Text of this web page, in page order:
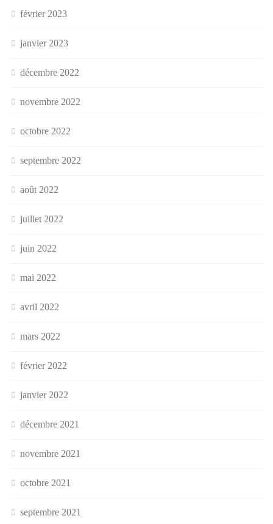
février 2023
janvier 2023
décembre 2022
novembre 2022
octobre 2022
septembre 2022
août 2022
juillet 2022
juin 2022
mai 2022
avril 2022
mars 2022
février 2022
janvier 2022
décembre 2021
novembre 2021
octobre 2021
septembre 2021